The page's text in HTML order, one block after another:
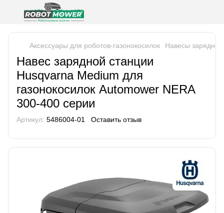
Аксессуары для роботов-газонокосилок Навесы
Навес зарядной станции
Husqvarna Medium для
газонокосилок Automower NERA
300-400 серии
Артикул: 5486004-01 Оставить отзыв